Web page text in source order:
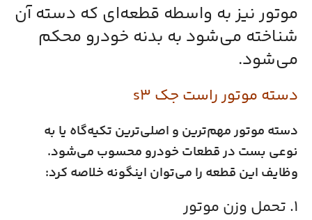
موتور نیز به واسطه‌ قطعه‌ای که دسته‌ آن
شناخته می‌شود به بدنه‌ خودرو محکم
می‌شود.
دسته موتور راست جک s3
دسته موتور مهم‌ترین و اصلی‌ترین تکیه‌گاه یا به
نوعی بست در قطعات خودرو محسوب می‌شود.
وظایف این قطعه را می‌توان اینگونه خلاصه کرد:
۱. تحمل وزن موتور